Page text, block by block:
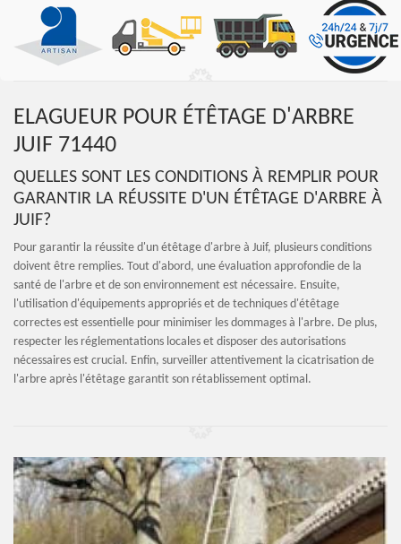
ELAGUEUR POUR ÉTÊTAGE D'ARBRE
JUIF 71440
QUELLES SONT LES CONDITIONS À REMPLIR POUR
GARANTIR LA RÉUSSITE D'UN ÉTÊTAGE D'ARBRE À
JUIF?
Pour garantir la réussite d'un étêtage d'arbre à Juif, plusieurs conditions
doivent être remplies. Tout d'abord, une évaluation approfondie de la
santé de l'arbre et de son environnement est nécessaire. Ensuite,
l'utilisation d'équipements appropriés et de techniques d'étêtage
correctes est essentielle pour minimiser les dommages à l'arbre. De plus,
respecter les réglementations locales et disposer des autorisations
nécessaires est crucial. Enfin, surveiller attentivement la cicatrisation de
l'arbre après l'étêtage garantit son rétablissement optimal.